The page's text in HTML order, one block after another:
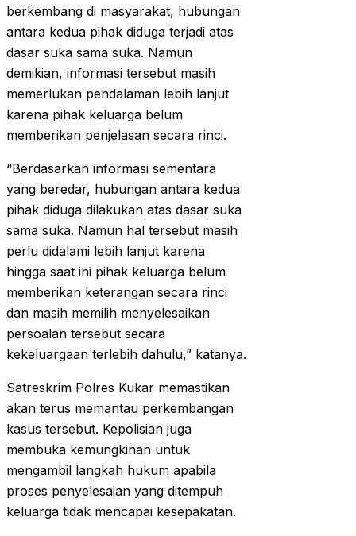
berkembang di masyarakat, hubungan
antara kedua pihak diduga terjadi atas
dasar suka sama suka. Namun
demikian, informasi tersebut masih
memerlukan pendalaman lebih lanjut
karena pihak keluarga belum
memberikan penjelasan secara rinci.
“Berdasarkan informasi sementara
yang beredar, hubungan antara kedua
pihak diduga dilakukan atas dasar suka
sama suka. Namun hal tersebut masih
perlu didalami lebih lanjut karena
hingga saat ini pihak keluarga belum
memberikan keterangan secara rinci
dan masih memilih menyelesaikan
persoalan tersebut secara
kekeluargaan terlebih dahulu,” katanya.
Satreskrim Polres Kukar memastikan
akan terus memantau perkembangan
kasus tersebut. Kepolisian juga
membuka kemungkinan untuk
mengambil langkah hukum apabila
proses penyelesaian yang ditempuh
keluarga tidak mencapai kesepakatan.